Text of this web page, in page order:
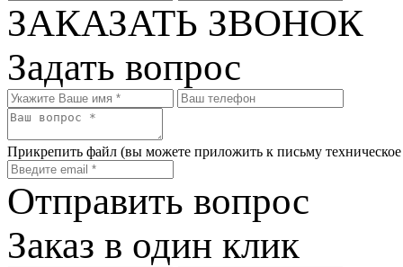
ЗАКАЗАТЬ ЗВОНОК
Задать вопрос
Прикрепить файл (вы можете приложить к письму
Отправить вопрос
Заказ в один клик